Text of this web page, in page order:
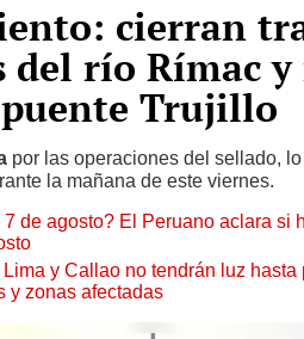
cierran
río Rímac
Trujillo
por las operaciones del sellado,
la mañana de este viernes.
de agosto? El Peruano aclara si
y Callao no tendrán luz
y zonas afectadas